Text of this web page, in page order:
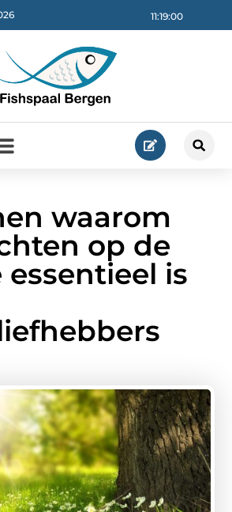
11:19:02
waarom
op de
essentieel is